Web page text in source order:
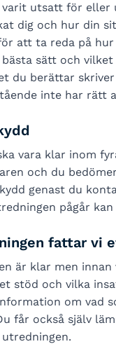
varit utsatt för eller
dig och hur din
att ta reda på
bästa sätt och
du berättar
inte har rätt
vara klar inom
och du
genast du
pågår
fattar vi
är klar men
stöd och vilka
om vad
får också själv